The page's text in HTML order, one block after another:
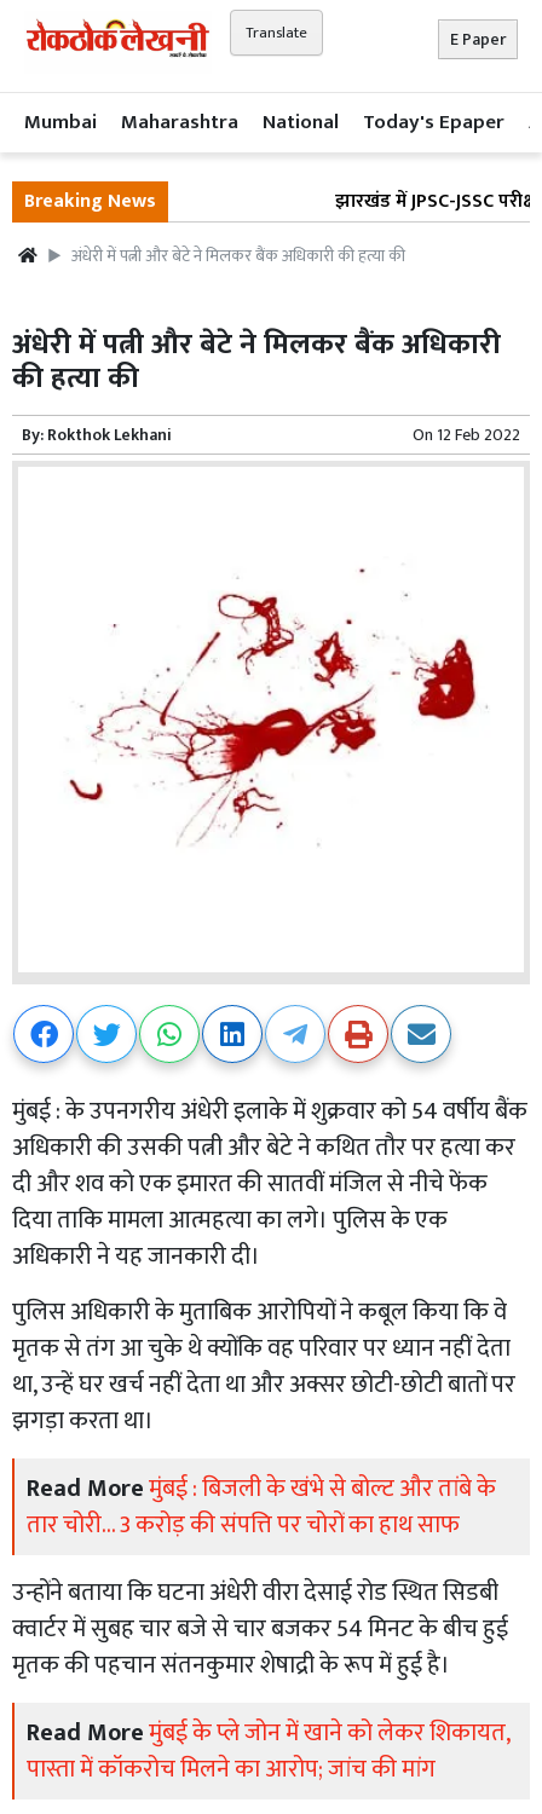
Translate E Paper
Mumbai Maharashtra National Today's Epaper
Breaking News झारखंड में JPSC-JSSC
अंधेरी में पत्नी और बेटे ने मिलकर बैंक अधिकारी की हत्या की
अंधेरी में पत्नी और बेटे ने मिलकर बैंक अधिकारी
की हत्या की
By:Rokthok Lekhani On 12 Feb 2022
मुंबई : के उपनगरीय अंधेरी इलाके में शुक्रवार को 54 वर्षीय बैंक
अधिकारी की उसकी पत्नी और बेटे ने कथित तौर पर हत्या कर
दी और शव को एक इमारत की सातवीं मंजिल से नीचे फेंक
दिया ताकि मामला आत्महत्या का लगे। पुलिस के एक
अधिकारी ने यह जानकारी दी।
पुलिस अधिकारी के मुताबिक आरोपियों ने कबूल किया कि वे
मृतक से तंग आ चुके थे क्योंकि वह परिवार पर ध्यान नहीं देता
था, उन्हें घर खर्च नहीं देता था और अक्सर छोटी-छोटी बातों पर
झगड़ा करता था।
Read Moreमुंबई : बिजली के खंभे से बोल्ट और तांबे के
तार चोरी... 3 करोड़ की संपत्ति पर चोरों का हाथ साफ
उन्होंने बताया कि घटना अंधेरी वीरा देसाई रोड स्थित सिडबी
क्वार्टर में सुबह चार बजे से चार बजकर 54 मिनट के बीच हुई
मृतक की पहचान संतनकुमार शेषाद्री के रूप में हुई है।
Read Moreमुंबई के प्ले जोन में खाने को लेकर शिकायत,
पास्ता में कॉकरोच मिलने का आरोप; जांच की मांग